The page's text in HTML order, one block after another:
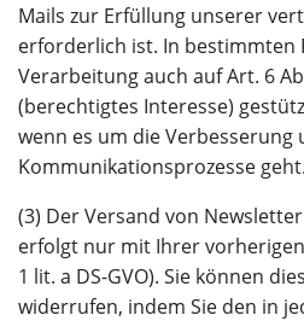
Mails zur Erfüllung unserer
erforderlich ist. In bestimmten
Verarbeitung auch auf Art. 6
(berechtigtes Interesse)
wenn es um die Verbesserung
Kommunikationsprozesse geht.
(3) Der Versand von
erfolgt nur mit Ihrer
1 lit. a DS-GVO). Sie können
widerrufen, indem Sie den in